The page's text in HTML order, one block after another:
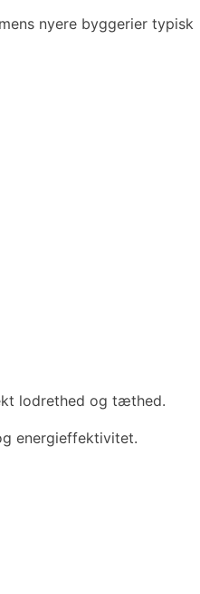
nyere byggerier typisk
lodrethed og tæthed.
energieffektivitet.